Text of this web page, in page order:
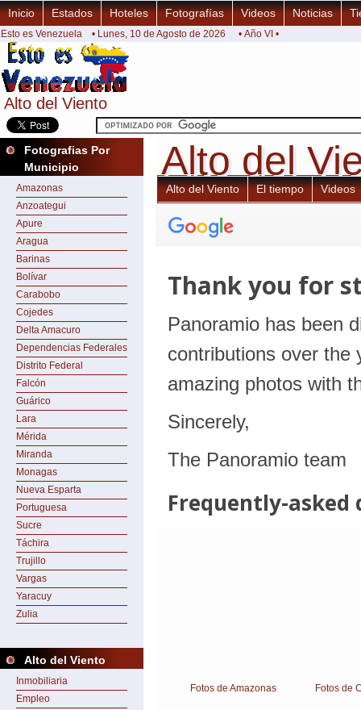
Alto del Viento
Alto del Viento
Inicio Estados Hoteles Fotografías Videos Noticias
Esto es Venezuela • Lunes, 10 de Agosto de 2026 • Año VI •
Fotografias Por
Municipio
Amazonas
Anzoategui
Apure
Aragua
Barinas
Bolívar
Carabobo
Cojedes
Delta Amacuro
Dependencias Federales
Distrito Federal
Falcón
Guárico
Lara
Mérida
Miranda
Monagas
Nueva Esparta
Portuguesa
Sucre
Táchira
Trujillo
Vargas
Yaracuy
Zulia
Alto del Viento
Inmobiliaria
Empleo
Alto del
Alto del
Alto del Viento El tiempo Videos
Fotos de Amazonas Fotos de